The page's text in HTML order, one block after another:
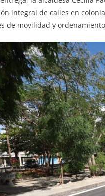
integral de calles en
de movilidad y